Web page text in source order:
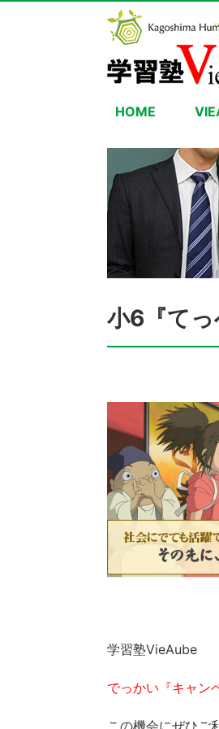
HOME
小6『てっ
学習塾VieAube
でっかい『キャン
この機会にぜひご